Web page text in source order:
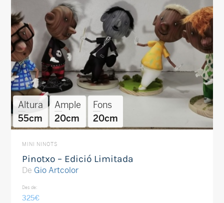
Altura
55cm
Ample
20cm
Fons
20cm
MINI NINOTS
Pinotxo – Edició Limitada
De Gio Artcolor
Des de:
325€